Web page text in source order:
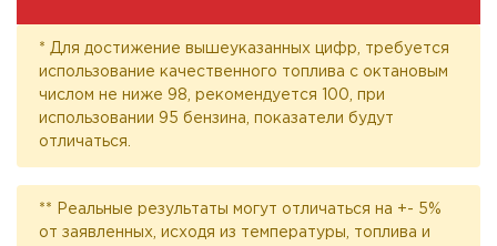
* Для достижение вышеуказанных цифр, требуется
использование качественного топлива с октановым
числом не ниже 98, рекомендуется 100, при
использовании 95 бензина, показатели будут
отличаться.
** Реальные результаты могут отличаться на +- 5%
от заявленных, исходя из температуры, топлива и